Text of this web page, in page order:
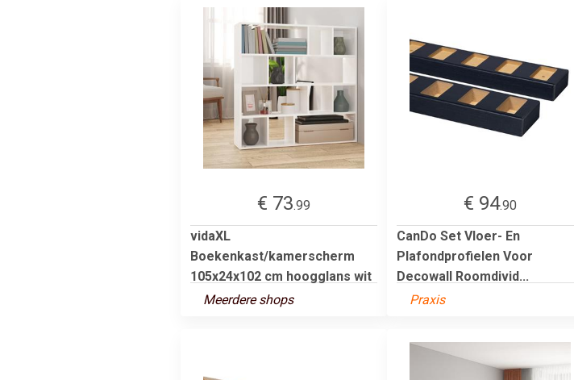
€ 73.99
vidaXL
Boekenkast/kamerscherm
105x24x102 cm hoogglans wit
Meerdere shops
€ 94.90
CanDo Set Vloer- En
Plafondprofielen Voor
Decowall Roomdivid...
Praxis